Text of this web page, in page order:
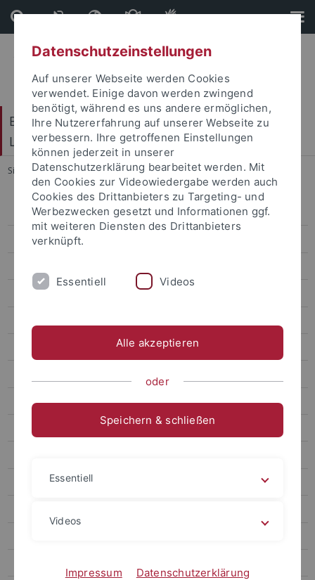
Direkt
zum
Inhalt
Direkt
zur
Fußleiste
Baden-Württembergisches Brasilien- und
Lateinamerika-Zentrum
Sie sind hier: Startseite ... Press
Home
About the Symposium
Program
Abstracts
About Tübingen
Datenschutzeinstellungen
Auf unserer Webseite werden Cookies
verwendet. Einige davon werden zwingend
benötigt, während es uns andere ermöglichen,
Ihre Nutzererfahrung auf unserer Webseite zu
verbessern. Ihre getroffenen Einstellungen
können jederzeit in unserer
Datenschutzerklärung bearbeitet werden. Mit
den Cookies zur Videowiedergabe werden auch
Cookies des Drittanbieters zu Targeting- und
Werbezwecken gesetzt und Informationen ggf.
mit weiteren Diensten des Drittanbieters
verknüpft.
Essentiell Videos
Alle akzeptieren
oder
Speichern & schließen
Essentiell
Videos
Impressum Datenschutzerklärung